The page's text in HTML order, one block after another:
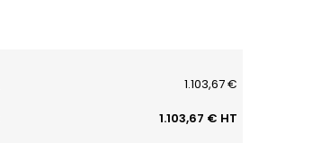
1.103,67 €
1.103,67 € HT